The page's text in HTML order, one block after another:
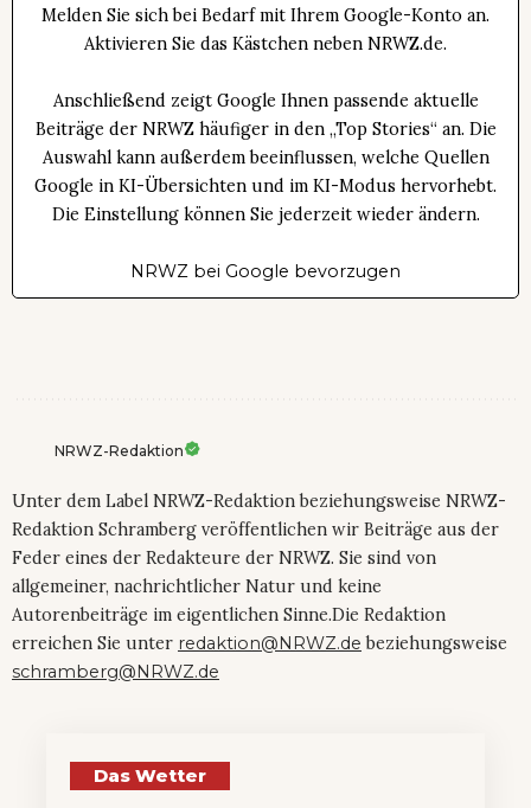
Melden Sie sich bei Bedarf mit Ihrem Google-Konto an.
Aktivieren Sie das Kästchen neben NRWZ.de.
Anschließend zeigt Google Ihnen passende aktuelle
Beiträge der NRWZ häufiger in den „Top Stories“ an. Die
Auswahl kann außerdem beeinflussen, welche Quellen
Google in KI-Übersichten und im KI-Modus hervorhebt.
Die Einstellung können Sie jederzeit wieder ändern.
NRWZ bei Google bevorzugen
NRWZ-Redaktion
Unter dem Label NRWZ-Redaktion beziehungsweise NRWZ-
Redaktion Schramberg veröffentlichen wir Beiträge aus der
Feder eines der Redakteure der NRWZ. Sie sind von
allgemeiner, nachrichtlicher Natur und keine
Autorenbeiträge im eigentlichen Sinne.Die Redaktion
erreichen Sie unter redaktion@NRWZ.de beziehungsweise
schramberg@NRWZ.de
Das Wetter